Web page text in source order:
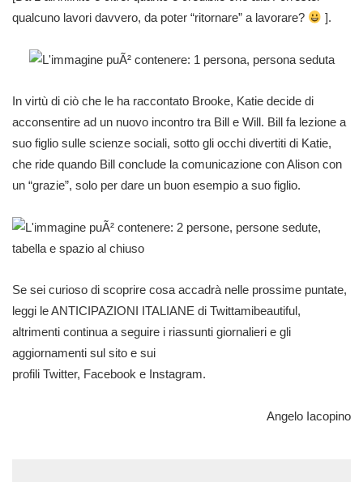
qualcuno lavori davvero, da poter “ritornare” a lavorare?
].
In virtù di ciò che le ha raccontato Brooke, Katie decide di
acconsentire ad un nuovo incontro tra Bill e Will. Bill fa lezione a
suo figlio sulle scienze sociali, sotto gli occhi divertiti di Katie,
che ride quando Bill conclude la comunicazione con Alison con
un “grazie”, solo per dare un buon esempio a suo figlio.
Se sei curioso di scoprire cosa accadrà nelle prossime puntate,
leggi leANTICIPAZIONI ITALIANE di Twittamibeautiful,
altrimenti continua a seguire i riassunti giornalieri e gli
aggiornamenti sul sito e sui
profili Twitter, Facebook e Instagram.
Angelo Iacopino